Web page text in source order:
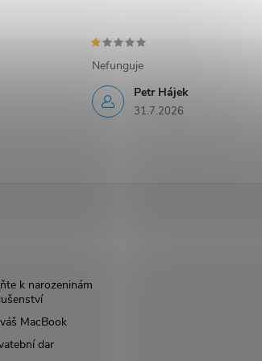
Petr Hájek
31.7.2026
Nefunguje
k narozeninám
MacBook
dar